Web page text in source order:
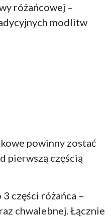
różańcowej –
modlitw
powinny zostać
pierwszą częścią
części różańca –
chwalebnej. Łącznie